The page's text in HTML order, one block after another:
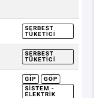
SERBEST
TÜKETICI
SERBEST
TÜKETICI
GİP
GÖP
SISTEM -
ELEKTRIK